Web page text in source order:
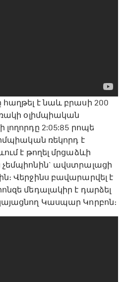
է նաև բրասի 200
օլիմպիական
2:05:85 րոպե
ռեկորդ է
է թողել մրցաձևի
ավստրալացի
Վերջինս բավարարվել է
մեդալակիր է դարձել
Կասպար Կորբոն։